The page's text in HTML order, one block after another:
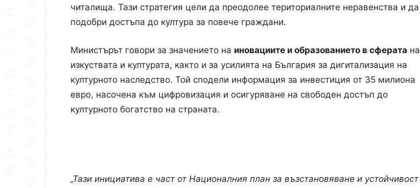
читалища. Тази стратегия цели да преодолее териториалните неравенства и да
подобри достъпа до култура за повече граждани.
Министърът говори за значението на иновациите и образованието в сферата на
изкуствата и културата, както и за усилията на България за дигитализация на
културното наследство. Той сподели информация за инвестиция от 35 милиона
евро, насочена към цифровизация и осигуряване на свободен достъп до
културното богатство на страната.
„Тази инициатива е част от Националния план за възстановяване и устойчивост